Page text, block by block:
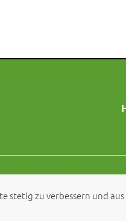
stetig zu verbessern und